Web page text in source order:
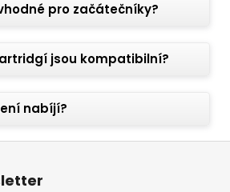
pro začátečníky?
jsou kompatibilní?
nabíjí?